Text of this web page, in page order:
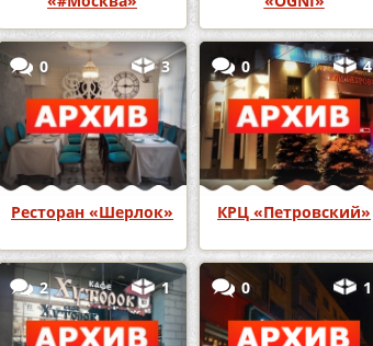
0 3
Ресторан «Шерлок»
0 4
КРЦ «Петровский»
2 1 0 1